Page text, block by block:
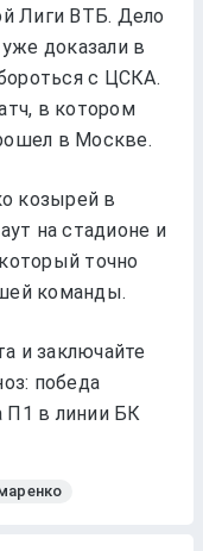
Лиги ВТБ. Дело
доказали в
с ЦСКА.
в котором
в Москве.
козырей в
на стадионе и
точно
команды.
и заключайте
победа
П1 в линии БК